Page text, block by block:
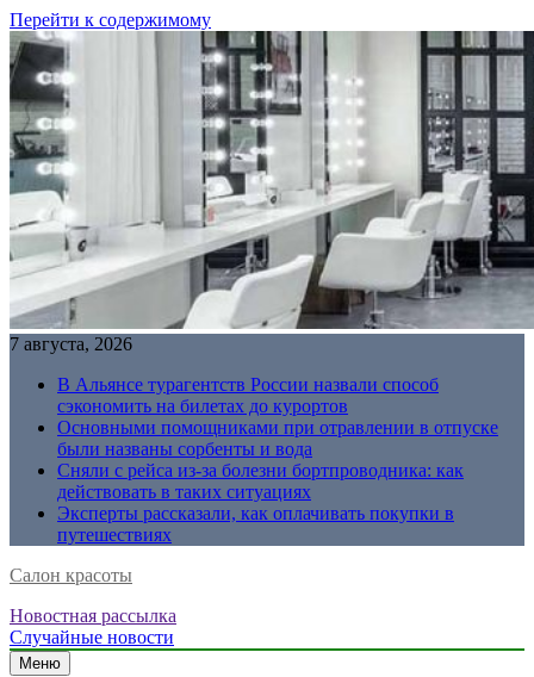
Перейти к содержимому
7 августа, 2026
В Альянсе турагентств России назвали способ
сэкономить на билетах до курортов
Основными помощниками при отравлении в отпуске
были названы сорбенты и вода
Сняли с рейса из-за болезни бортпроводника: как
действовать в таких ситуациях
Эксперты рассказали, как оплачивать покупки в
путешествиях
Салон красоты
Новостная рассылка
Случайные новости
Меню